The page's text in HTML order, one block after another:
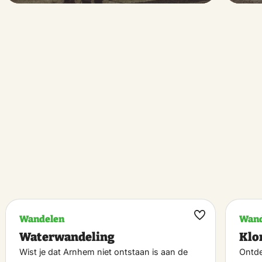
Wandelen
Waterwandeling
Wist je dat Arnhem niet ontstaan is aan de
Maak